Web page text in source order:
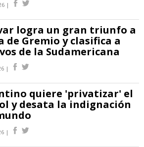
|
logra un gran triunfo a
de Gremio y clasifica a
de la Sudamericana
|
quiere 'privatizar' el
y desata la indignación
|